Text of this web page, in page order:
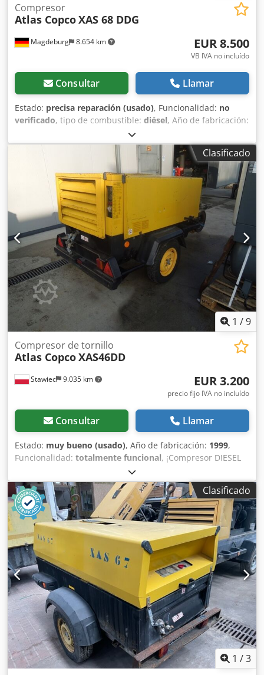
Magdeburg 8.654 km
Compresor
Atlas CopcoXAS 68 DDG
EUR 8.500
VB IVA no incluído
Consultar Llamar
Estado: precisa reparación (usado), Funcionalidad: no
verificado, tipo de combustible: diésel, Año de fabricación:
, horas de funcionamiento:
Copco XAS 68 DDG, año de fabricación 2017, 1.154 horas
de funcionamiento, caudal 3,5 m³, potencia de emergencia
12,5 kVA, conexiones: 1 x 230 voltios, 2 x 400 voltios, núm.
de serie YA3064303H0461812, eje doblado, el compresor
funciona correctamente por lo demás, ABE/registro
disponible. Codpoy Aktaefx Akrsha
Clasificado
1 /9
Stawiec 9.035 km
Compresor de tornillo
Atlas CopcoXAS46DD
EUR 3.200
precio fijo IVA no incluído
Consultar Llamar
Estado: muy bueno (usado), Año de fabricación: 1999,
Funcionalidad: totalmente funcional, ¡Compresor DIESEL
ATLAS COPCO XAS46DD después del mantenimiento!
Compresor matriculado en Polonia. Datos técnicos:
capacidad: 2,60 m3/min; presión de trabajo: 7 Bar; motor:
DEUTZ F2M1011 horas de funcionamiento: 1355 h!!! El
compresor está completamente operativo, listo para
trabajar, con garantía. Precio neto: 13.500 PLN Precio
bruto: 16.605 PLN Chedpfx Aox A T D Sskroa
Clasificado
1 /3